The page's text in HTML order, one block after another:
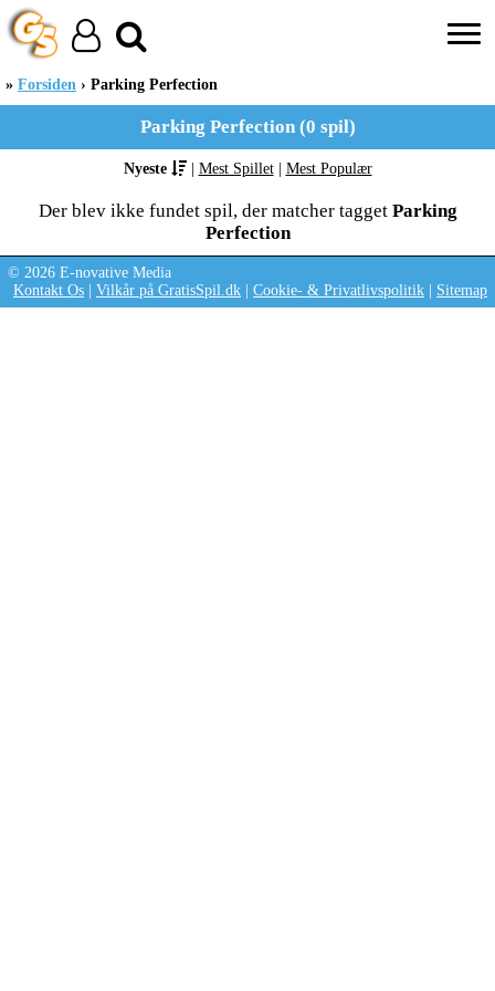
Forsiden Parking Perfection
Parking Perfection (0 spil)
Nyeste Mest Spillet Mest Populær
Der blev ikke fundet spil, der matcher tagget Parking
Perfection
© 2026 E-novative Media
Kontakt Os
Vilkår på GratisSpil.dk Cookie- & Privatlivspolitik Sitemap